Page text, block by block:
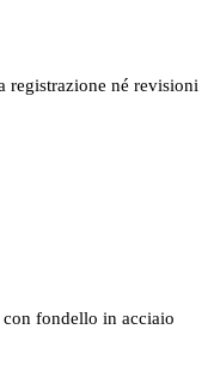
registrazione né revisioni
fondello in acciaio